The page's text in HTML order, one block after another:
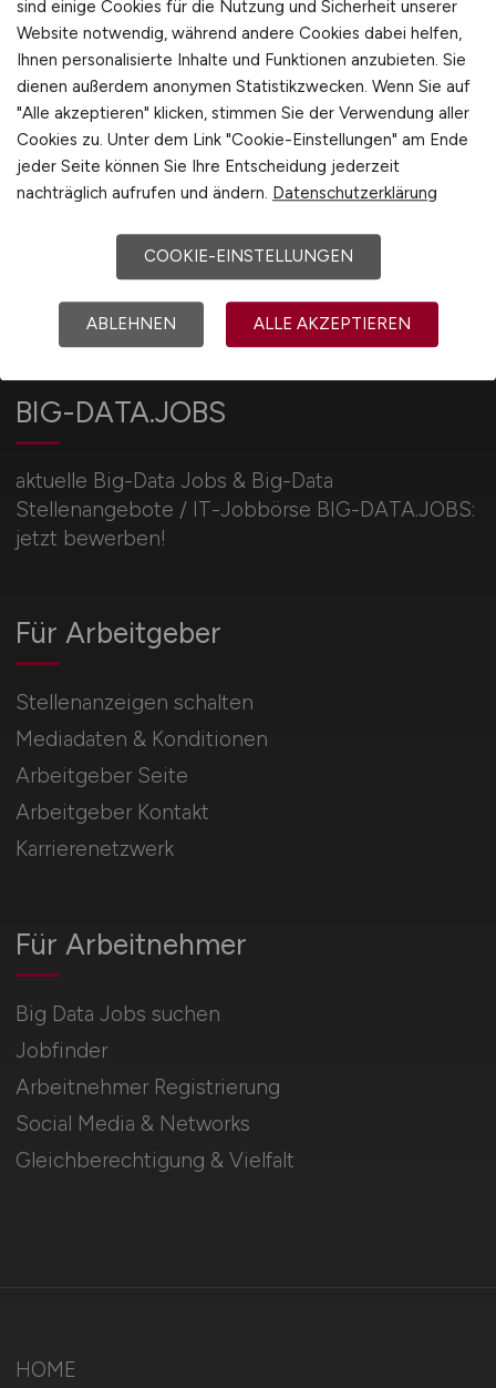
1
BIG-DATA.JOBS
aktuelle Big-Data Jobs & Big-Data
Stellenangebote / IT-Jobbörse BIG-DATA.JOBS:
jetzt bewerben!
Für Arbeitnehmer
Big Data Jobs suchen
Jobfinder
Arbeitnehmer Registrierung
Social Media & Networks
Gleichberechtigung & Vielfalt
Für Arbeitgeber
Stellenanzeigen schalten
Mediadaten & Konditionen
Arbeitgeber Seite
Arbeitgeber Kontakt
Karrierenetzwerk
HOME
sind einige Cookies für die Nutzung und Sicherheit unserer
Website notwendig, während andere Cookies dabei helfen,
Ihnen personalisierte Inhalte und Funktionen anzubieten. Sie
dienen außerdem anonymen Statistikzwecken. Wenn Sie auf
"Alle akzeptieren" klicken, stimmen Sie der Verwendung aller
Cookies zu. Unter dem Link "Cookie-Einstellungen" am Ende
jeder Seite können Sie Ihre Entscheidung jederzeit
nachträglich aufrufen und ändern. Datenschutzerklärung
COOKIE-EINSTELLUNGEN
ABLEHNEN ALLE AKZEPTIEREN